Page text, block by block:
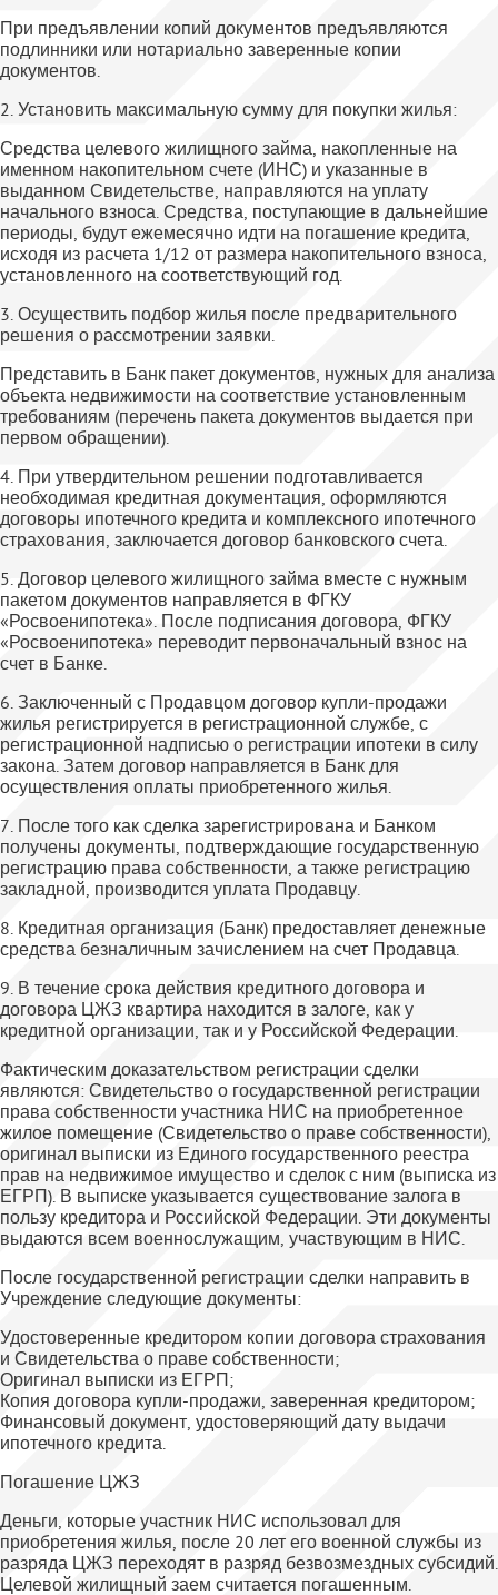
При предъявлении копий документов предъявляются
подлинники или нотариально заверенные копии
документов.
2. Установить максимальную сумму для покупки жилья:
Средства целевого жилищного займа, накопленные на
именном накопительном счете (ИНС) и указанные в
выданном Свидетельстве, направляются на уплату
начального взноса. Средства, поступающие в дальнейшие
периоды, будут ежемесячно идти на погашение кредита,
исходя из расчета 1/12 от размера накопительного взноса,
установленного на соответствующий год.
3. Осуществить подбор жилья после предварительного
решения о рассмотрении заявки.
Представить в Банк пакет документов, нужных для анализа
объекта недвижимости на соответствие установленным
требованиям (перечень пакета документов выдается при
первом обращении).
4. При утвердительном решении подготавливается
необходимая кредитная документация, оформляются
договоры ипотечного кредита и комплексного ипотечного
страхования, заключается договор банковского счета.
5. Договор целевого жилищного займа вместе с нужным
пакетом документов направляется в ФГКУ
«Росвоенипотека». После подписания договора, ФГКУ
«Росвоенипотека» переводит первоначальный взнос на
счет в Банке.
6. Заключенный с Продавцом договор купли-продажи
жилья регистрируется в регистрационной службе, с
регистрационной надписью о регистрации ипотеки в силу
закона. Затем договор направляется в Банк для
осуществления оплаты приобретенного жилья.
7. После того как сделка зарегистрирована и Банком
получены документы, подтверждающие государственную
регистрацию права собственности, а также регистрацию
закладной, производится уплата Продавцу.
8. Кредитная организация (Банк) предоставляет денежные
средства безналичным зачислением на счет Продавца.
9. В течение срока действия кредитного договора и
договора ЦЖЗ квартира находится в залоге, как у
кредитной организации, так и у Российской Федерации.
Фактическим доказательством регистрации сделки
являются: Свидетельство о государственной регистрации
права собственности участника НИС на приобретенное
жилое помещение (Свидетельство о праве собственности),
оригинал выписки из Единого государственного реестра
прав на недвижимое имущество и сделок с ним (выписка из
ЕГРП). В выписке указывается существование залога в
пользу кредитора и Российской Федерации. Эти документы
выдаются всем военнослужащим, участвующим в НИС.
После государственной регистрации сделки направить в
Учреждение следующие документы:
Удостоверенные кредитором копии договора страхования
и Свидетельства о праве собственности;
Оригинал выписки из ЕГРП;
Копия договора купли-продажи, заверенная кредитором;
Финансовый документ, удостоверяющий дату выдачи
ипотечного кредита.
Погашение ЦЖЗ
Деньги, которые участник НИС использовал для
приобретения жилья, после 20 лет его военной службы из
разряда ЦЖЗ переходят в разряд безвозмездных субсидий.
Целевой жилищный заем считается погашенным.